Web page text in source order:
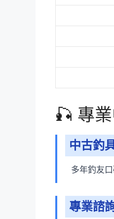
🎣 專
中古釣
多年釣友
專業諮